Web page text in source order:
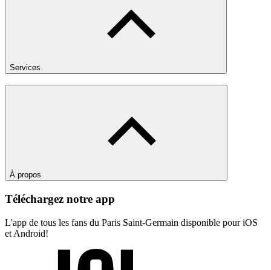
Services
À propos
Téléchargez notre app
L'app de tous les fans du Paris Saint-Germain disponible pour iOS
et Android!